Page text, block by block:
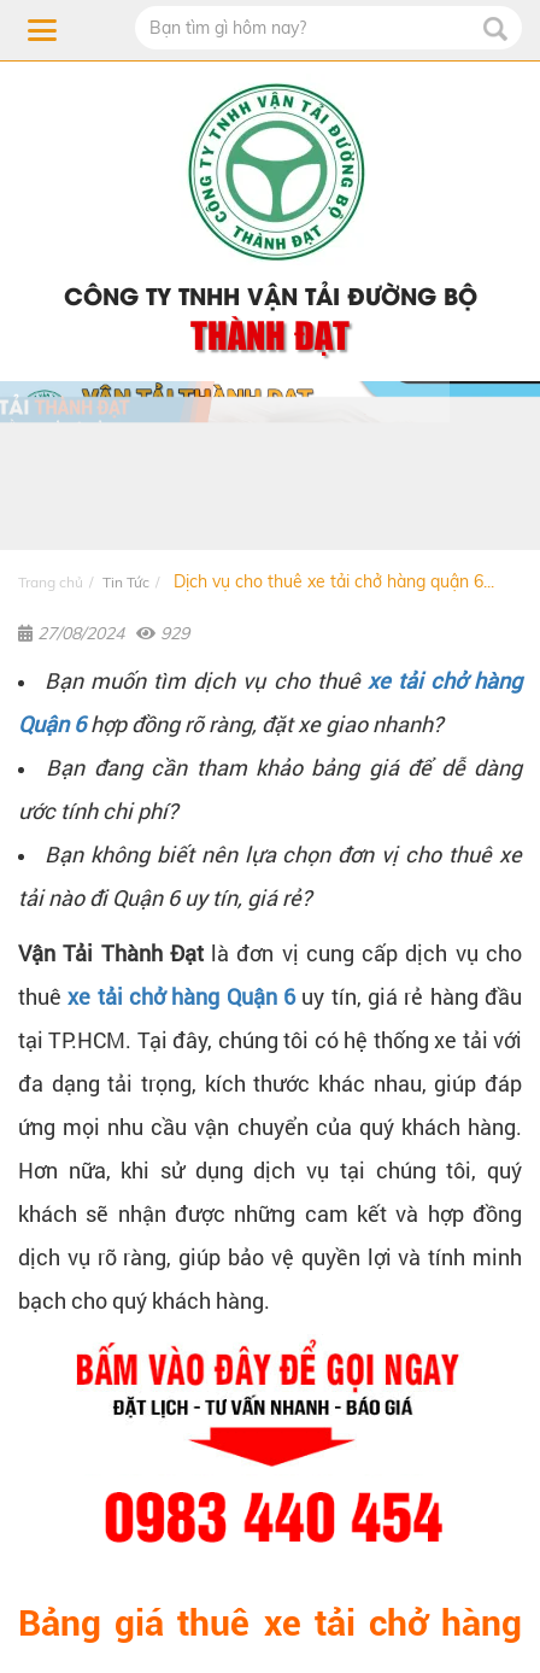
CÔNG TY TNHH VẬN TẢI ĐƯỜNG BỘ
THÀNH ĐẠT
Trang chủ Tin Tức Dịch vụ cho thuê xe tải chở hàng quận 6...
27/08/2024 929
Bạn muốn tìm dịch vụ cho thuê xe tải chở hàng
Quận 6hợp đồng rõ ràng, đặt xe giao nhanh?
Bạn đang cần tham khảo bảng giá để dễ dàng
ước tính chi phí?
Bạn không biết nên lựa chọn đơn vị cho thuê xe
tải nào đi Quận 6 uy tín, giá rẻ?
Vận Tải Thành Đạtlà đơn vị cung cấp dịch vụ cho
thuêxe tải chở hàng Quận 6uy tín, giá rẻ hàng đầu
tại TP.HCM. Tại đây, chúng tôi có hệ thống xe tải với
đa dạng tải trọng, kích thước khác nhau, giúp đáp
ứng mọi nhu cầu vận chuyển của quý khách hàng.
Hơn nữa, khi sử dụng dịch vụ tại chúng tôi, quý
khách sẽ nhận được những cam kết và hợp đồng
dịch vụ rõ ràng, giúp bảo vệ quyền lợi và tính minh
bạch cho quý khách hàng.
Bảng giá thuê xe tải chở hàng